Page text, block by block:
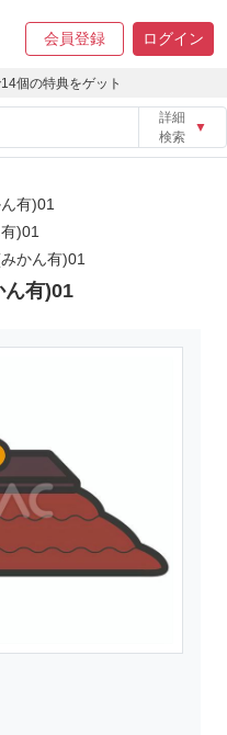
会員登録 ログイン
個の特典をゲット
詳細
検索
▼
有)01
)01
かん有)01
ん有)01